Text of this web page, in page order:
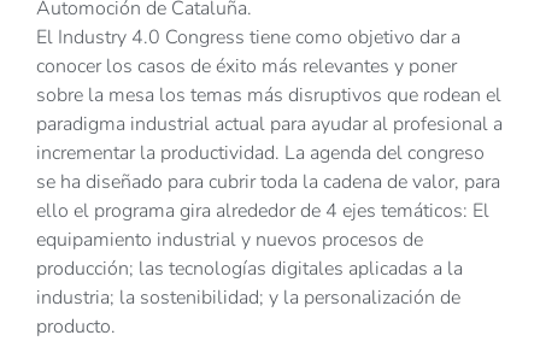
Automoción de Cataluña.
El Industry 4.0 Congress tiene como objetivo dar a
conocer los casos de éxito más relevantes y poner
sobre la mesa los temas más disruptivos que rodean el
paradigma industrial actual para ayudar al profesional a
incrementar la productividad. La agenda del congreso
se ha diseñado para cubrir toda la cadena de valor, para
ello el programa gira alrededor de 4 ejes temáticos: El
equipamiento industrial y nuevos procesos de
producción; las tecnologías digitales aplicadas a la
industria; la sostenibilidad; y la personalización de
producto.